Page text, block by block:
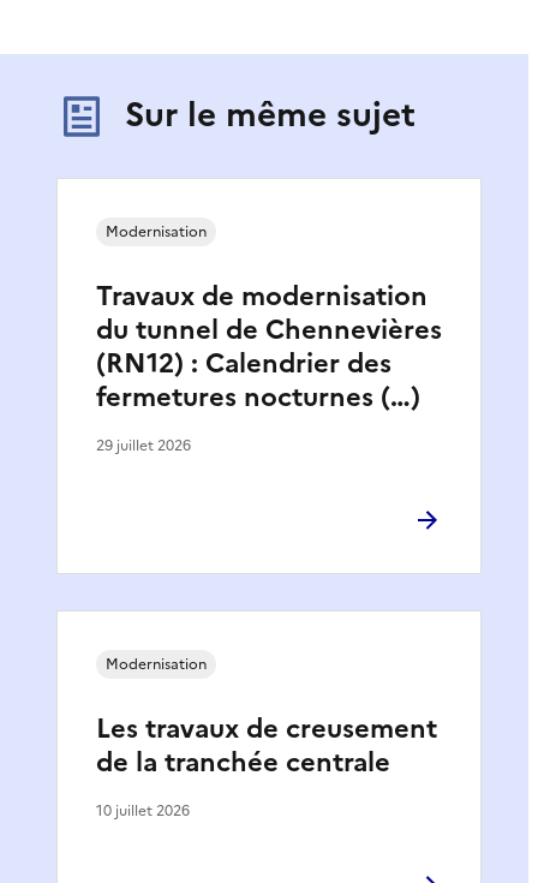
Sur le même sujet
Travaux de modernisation
du tunnel de Chennevières
(RN12) : Calendrier des
fermetures nocturnes (…)
Modernisation
29 juillet 2026
Les travaux de creusement
de la tranchée centrale
Modernisation
10 juillet 2026